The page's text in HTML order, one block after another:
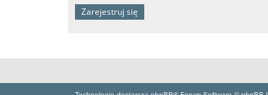
Zarejestruj się